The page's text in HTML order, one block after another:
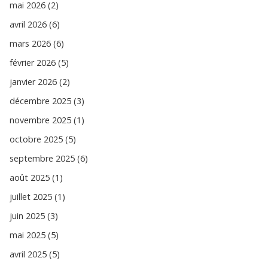
mai 2026 (2)
avril 2026 (6)
mars 2026 (6)
février 2026 (5)
janvier 2026 (2)
décembre 2025 (3)
novembre 2025 (1)
octobre 2025 (5)
septembre 2025 (6)
août 2025 (1)
juillet 2025 (1)
juin 2025 (3)
mai 2025 (5)
avril 2025 (5)